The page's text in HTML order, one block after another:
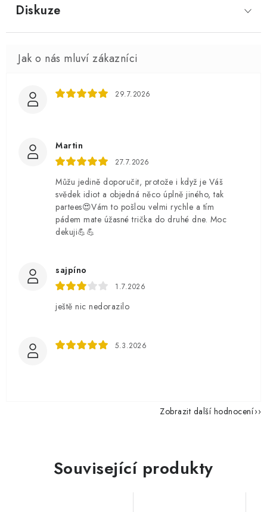
Diskuze
29.7.2026
Martin
27.7.2026
Můžu jedině doporučit, protože i když je Váš
svědek idiot a objedná něco úplně jiného, tak
partees😍Vám to pošlou velmi rychle a tím
pádem mate úžasné trička do druhé dne. Moc
dekuji💪💪
sajpíno
1.7.2026
ještě nic nedorazilo
5.3.2026
Zobrazit další hodnocení
Související produkty